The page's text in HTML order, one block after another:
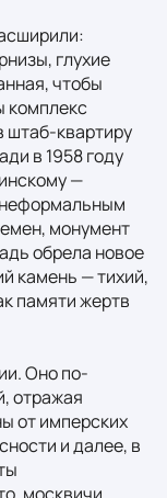
глухие
чтобы
комплекс
штаб-квартиру
в 1958 году
—
монумент
обрела новое
камень — тихий,
памяти жертв
Оно по-
отражая
от имперских
и далее, в
москвичи